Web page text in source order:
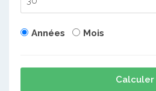
Années Mois
Calculer